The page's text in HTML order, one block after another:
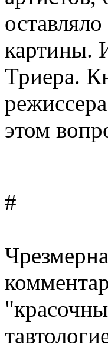
картины.
Триера.
этом
#